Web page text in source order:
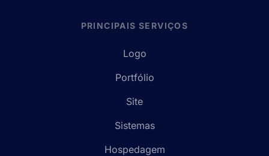
PRINCIPAIS SERVIÇOS
Logo
Portfólio
Site
Sistemas
Hospedagem